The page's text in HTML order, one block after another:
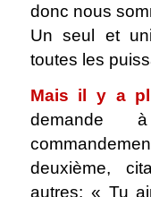
donc nous
Un seul et
toutes les
Mais il y a
demande
deuxième,
autres: « Tu